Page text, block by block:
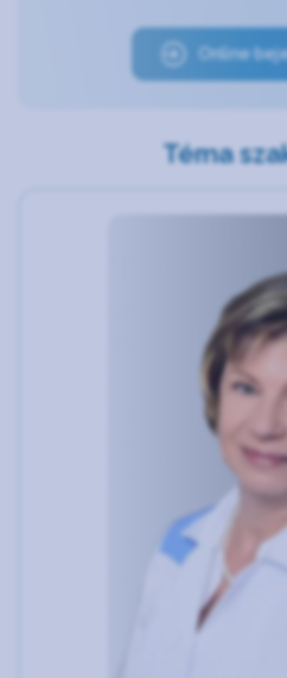
Online
Téma